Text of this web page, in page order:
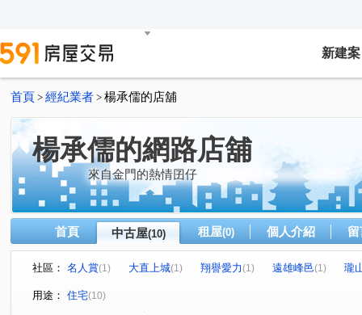
新建案
首頁 > 經紀業者 > 楊承儒的店舖
楊承儒的網路店舖
來自金門的熱情囝仔
首頁 中古屋(10) 租屋(0) 個人介紹
社區： 名人賞(1) 大直上城(1) 翔譽愛力(1) 遠雄峰邑(1)
瓏
台北悅桂冠
用途： 住宅(10)